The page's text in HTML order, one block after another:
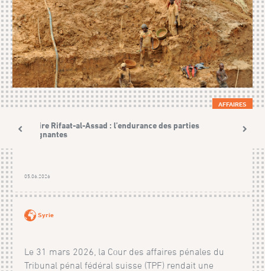
AFFAIRES
Affaire Rifaat-al-Assad : l’endurance des parties
plaignantes
05.06.2026
Syrie
Le 31 mars 2026, la Cour des affaires pénales du
Tribunal pénal fédéral suisse (TPF) rendait une